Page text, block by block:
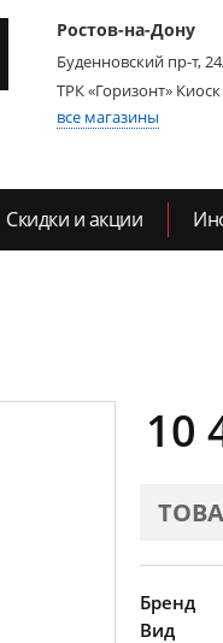
Ростов-на-Дону
Буденновский пр-т,
ТРК «Горизонт»
все магазины
Скидки и акции
10
Бренд
Вид